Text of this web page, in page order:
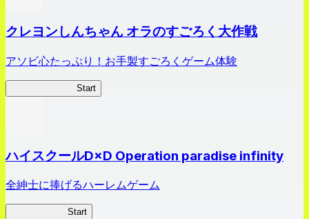
クレヨンしんちゃん オラのすごろく大作戦
アソビ心たっぷり！お手製すごろくゲーム体験
Start
ハイスクールD×D Operation paradise infinity
全紳士に捧げるハーレムゲーム
Start